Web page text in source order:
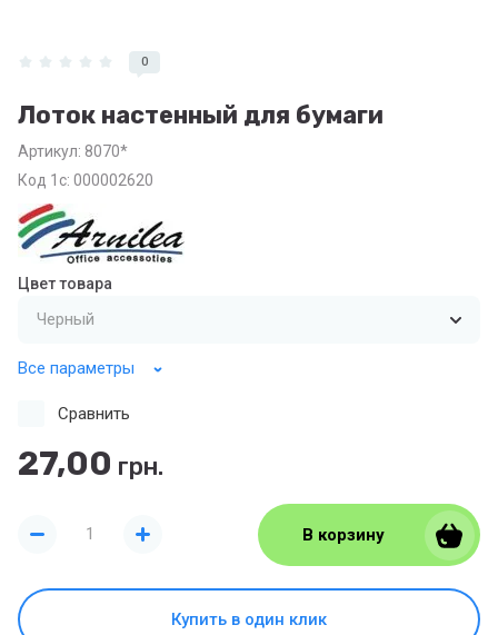
0
Лоток настенный для бумаги
Артикул: 8070*
Код 1с: 000002620
Цвет товара
Все параметры
27,00 грн.
Сравнить
В корзину
Купить в один клик